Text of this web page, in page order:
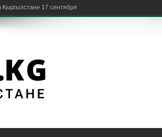
Кыргызстане 17 сентября